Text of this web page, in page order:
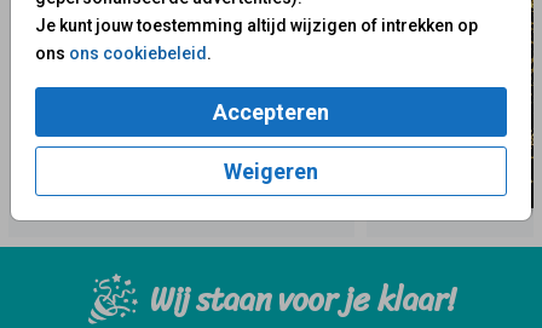
Je kunt jouw toestemming altijd wijzigen of intrekken op
ons ons cookiebeleid.
Accepteren
Weigeren
Wij staan voor je klaar!